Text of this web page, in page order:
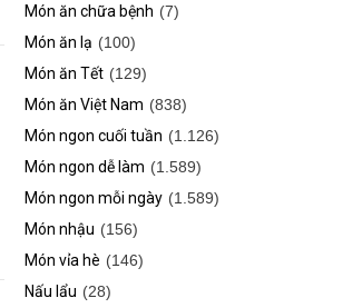
Món ăn chữa bệnh (7)
Món ăn lạ (100)
Món ăn Tết (129)
Món ăn Việt Nam (838)
Món ngon cuối tuần (1.126)
Món ngon dễ làm (1.589)
Món ngon mỗi ngày (1.589)
Món nhậu (156)
Món vỉa hè (146)
Nấu lẩu (28)